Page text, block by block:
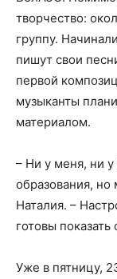
творчество:
группу.
пишут свои
первой
музыканты
материалом.
– Ни у меня, ни
образования,
Наталия. –
готовы показать
Уже в пятницу,